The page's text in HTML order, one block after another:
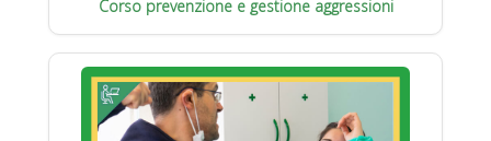
Corso prevenzione e gestione aggressioni